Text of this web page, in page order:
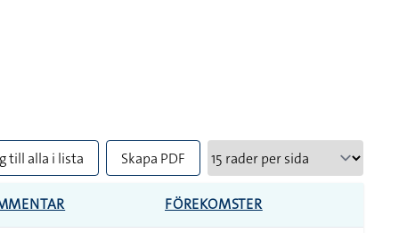
till alla i lista Skapa PDF
FÖREKOMSTER